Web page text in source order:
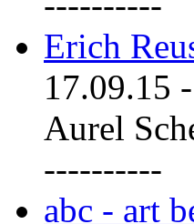
Erich
17.09.15 -
Aurel
----------
abc - art